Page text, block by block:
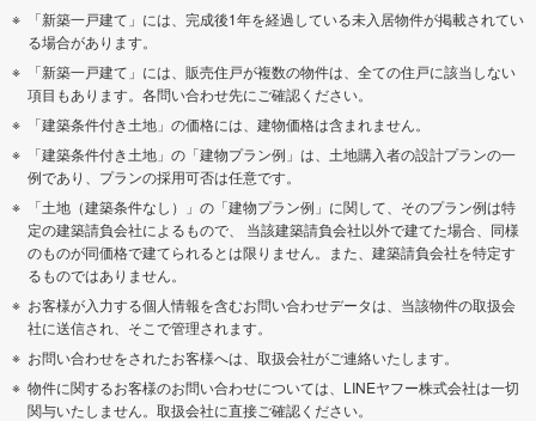
「新築一戸建て」には、完成後1年を経過している未入居物件が掲載されてい
る場合があります。
「新築一戸建て」には、販売住戸が複数の物件は、全ての住戸に該当しない
項目もあります。各問い合わせ先にご確認ください。
「建築条件付き土地」の価格には、建物価格は含まれません。
「建築条件付き土地」の「建物プラン例」は、土地購入者の設計プランの一
例であり、プランの採用可否は任意です。
「土地（建築条件なし）」の「建物プラン例」に関して、そのプラン例は特
定の建築請負会社によるもので、 当該建築請負会社以外で建てた場合、同様
のものが同価格で建てられるとは限りません。また、建築請負会社を特定す
るものではありません。
お客様が入力する個人情報を含むお問い合わせデータは、当該物件の取扱会
社に送信され、そこで管理されます。
お問い合わせをされたお客様へは、取扱会社がご連絡いたします。
物件に関するお客様のお問い合わせについては、LINEヤフー株式会社は一切
関与いたしません。取扱会社に直接ご確認ください。